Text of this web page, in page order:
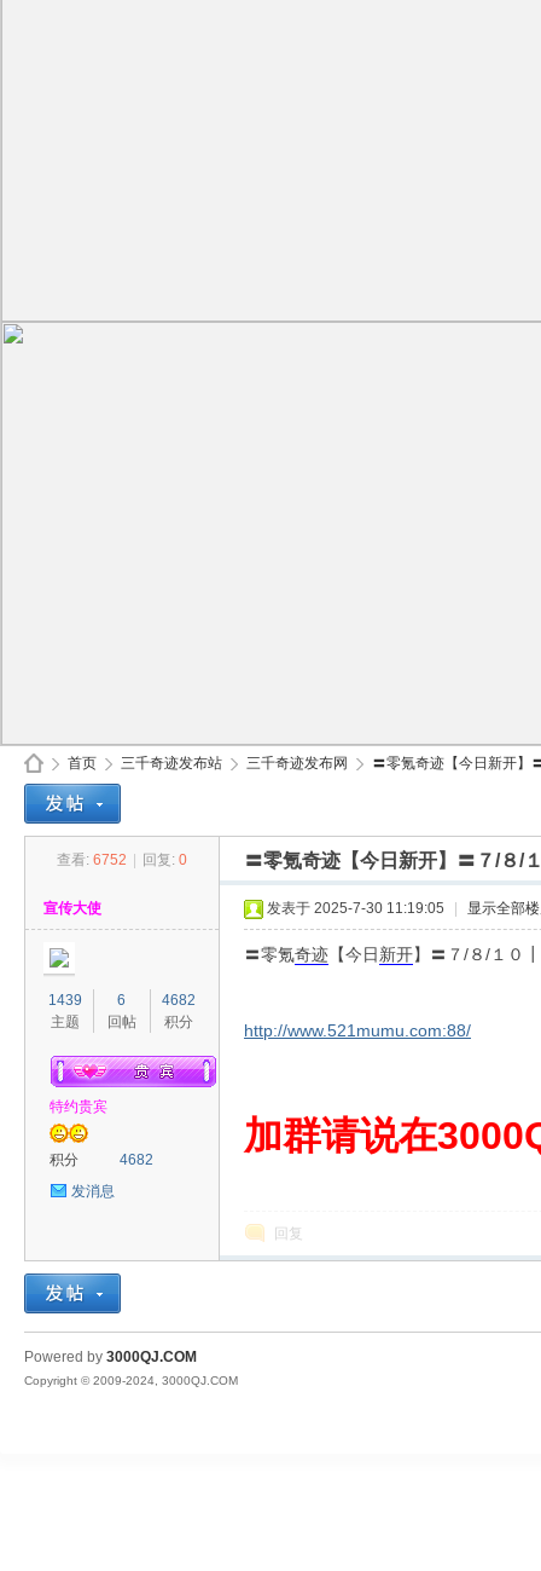
QJ
首页
›
三千奇迹发布站 三千奇迹发布网 〓零氪奇迹【今日新开】
查看: 6752 回复: 0 〓零氪奇迹【今日新开】〓７/
宣传大使
1439
主题
6
回帖
4682
积分
特约贵宾
积分
4682
发消息
发表于 2025-7-30 11:19:05 显示全部
〓零氪奇迹 【今日新开】〓７/８/１０
http://www.521mumu.com:88/
加群请说在
回复
Powered by 3000QJ.COM
Copyright © 2009-2024, 3000QJ.COM